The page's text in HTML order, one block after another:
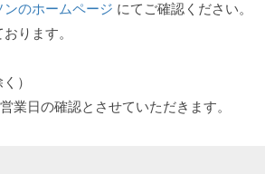
ンのホームページ にてご確認ください。
ります。
）
業日の確認とさせていただきます。